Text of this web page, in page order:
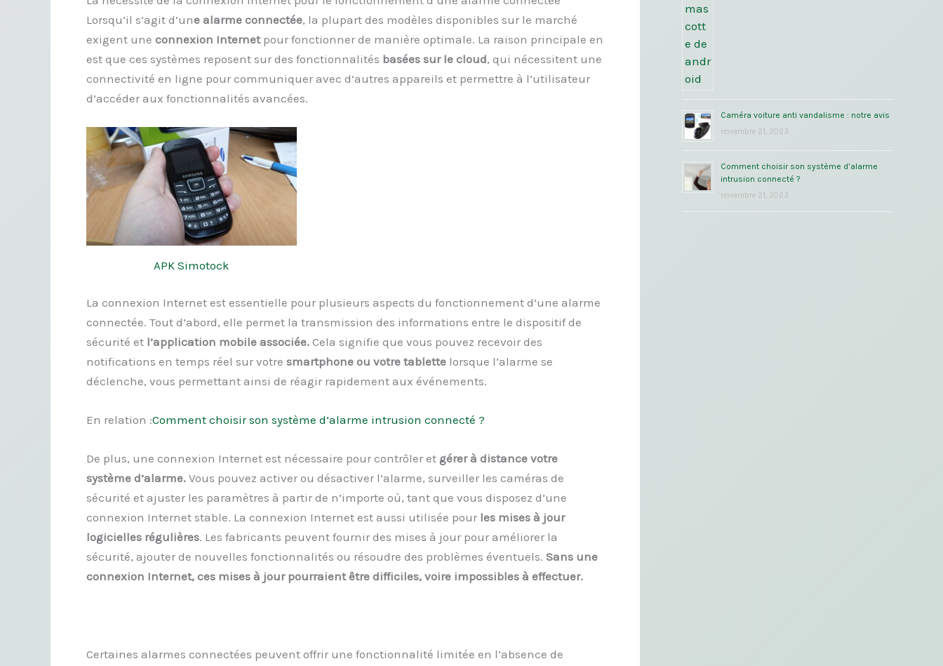
Lorsqu’il s’agit d’une alarme connectée, la plupart des modèles disponibles sur le marché
exigent une connexion Internetpour fonctionner de manière optimale. La raison principale en
est que ces systèmes reposent sur des fonctionnalités basées sur le cloud, qui nécessitent une
connectivité en ligne pour communiquer avec d’autres appareils et permettre à l’utilisateur
d’accéder aux fonctionnalités avancées.
APK Simotock
La connexion Internet est essentielle pour plusieurs aspects du fonctionnement d’une alarme
connectée. Tout d’abord, elle permet la transmission des informations entre le dispositif de
sécurité et l’application mobile associée. Cela signifie que vous pouvez recevoir des
notifications en temps réel sur votre smartphone ou votre tablette lorsque l’alarme se
déclenche, vous permettant ainsi de réagir rapidement aux événements.
En relation :Comment choisir son système d’alarme intrusion connecté ?
De plus, une connexion Internet est nécessaire pour contrôler et gérer à distance votre
système d’alarme. Vous pouvez activer ou désactiver l’alarme, surveiller les caméras de
sécurité et ajuster les paramètres à partir de n’importe où, tant que vous disposez d’une
connexion Internet stable. La connexion Internet est aussi utilisée pour les mises à jour
logicielles régulières. Les fabricants peuvent fournir des mises à jour pour améliorer la
sécurité, ajouter de nouvelles fonctionnalités ou résoudre des problèmes éventuels. Sans une
connexion Internet, ces mises à jour pourraient être difficiles, voire impossibles à effectuer.
Certaines alarmes connectées peuvent offrir une fonctionnalité limitée en l’absence de
Caméra voiture anti vandalisme : notre avis
novembre 21, 2023
Comment choisir son système d’alarme
intrusion connecté ?
novembre 21, 2023